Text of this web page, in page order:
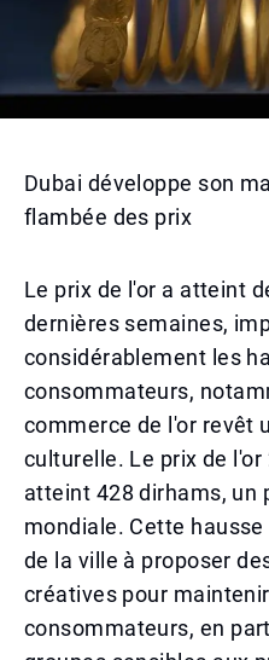
Dubai développe son
flambée des prix
Le prix de l'or a atteint
dernières semaines,
considérablement les
consommateurs,
commerce de l'or revêt
culturelle. Le prix de
atteint 428 dirhams, un
mondiale. Cette
de la ville à proposer
créatives pour
consommateurs, en